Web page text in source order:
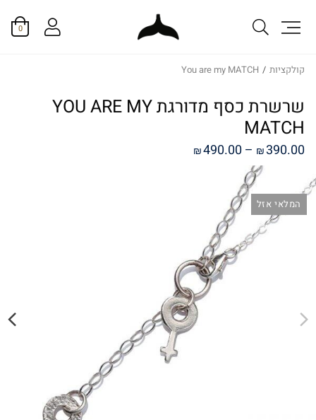
0
קולקציות /
You are my MATCH
שרשרת כסף מדורגת YOU ARE MY
MATCH
₪ 390.00
–
₪490.00
המלאי אזל